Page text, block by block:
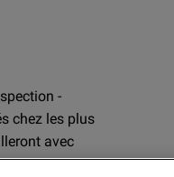
-
chez les plus
avec
les options